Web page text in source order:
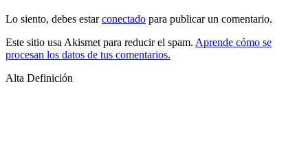
Lo siento, debes estarconectado para publicar un comentario.
Este sitio usa Akismet para reducir el spam. Aprende cómo se
procesan los datos de tus comentarios.
Alta Definición